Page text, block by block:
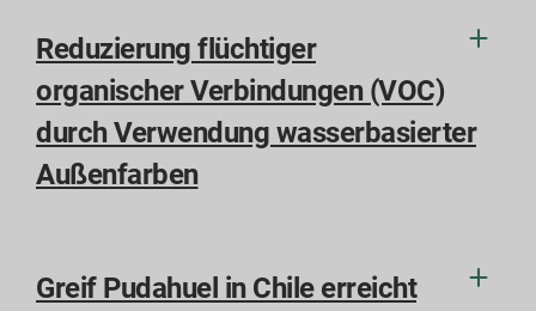
Reduzierung flüchtiger
organischer Verbindungen (VOC)
durch Verwendung wasserbasierter
Außenfarben
Greif Pudahuel in Chile erreicht